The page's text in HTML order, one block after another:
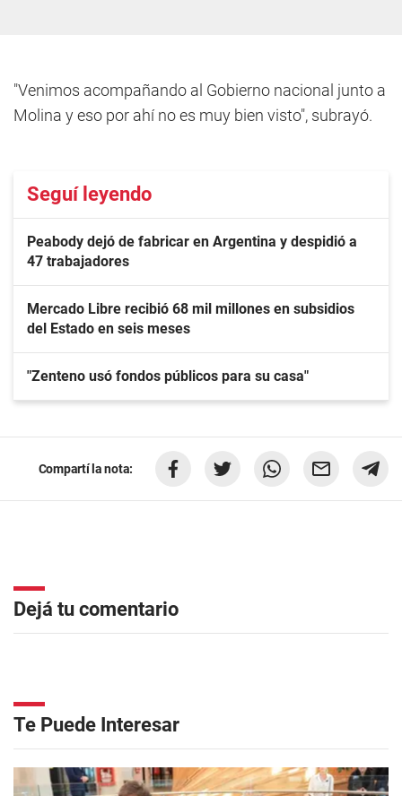
"Venimos acompañando al Gobierno nacional junto a
Molina y eso por ahí no es muy bien visto", subrayó.
Seguí leyendo
Peabody dejó de fabricar en Argentina y despidió a
47 trabajadores
Mercado Libre recibió 68 mil millones en subsidios
del Estado en seis meses
"Zenteno usó fondos públicos para su casa"
Compartí la nota:
Dejá tu comentario
Te Puede Interesar